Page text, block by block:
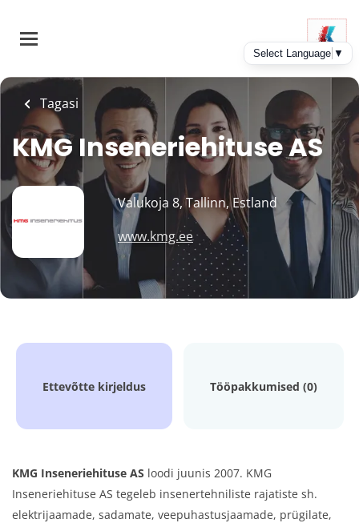
main
Tagasi
KMG Inseneriehituse AS
Valukoja 8, Tallinn, Estland
www.kmg.ee
Ettevõtte kirjeldus Tööpakkumised (0)
KMG Inseneriehituse AS loodi juunis 2007. KMG
Inseneriehituse AS tegeleb insenertehniliste rajatiste sh.
elektrijaamade, sadamate, veepuhastusjaamade, prügilate,